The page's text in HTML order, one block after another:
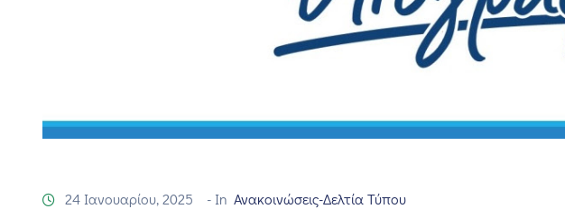
24 Ιανουαρίου, 2025 - In Ανακοινώσεις-Δελτία Τύπου